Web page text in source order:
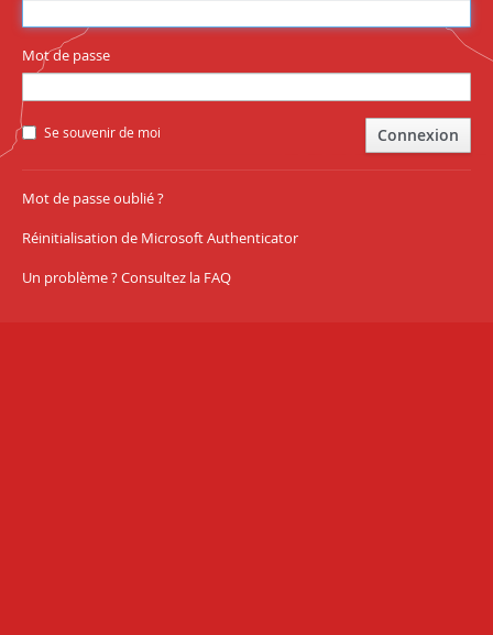
Mot de passe
Se souvenir de moi
Mot de passe oublié ?
Réinitialisation de Microsoft Authenticator
Un problème ? Consultez la FAQ